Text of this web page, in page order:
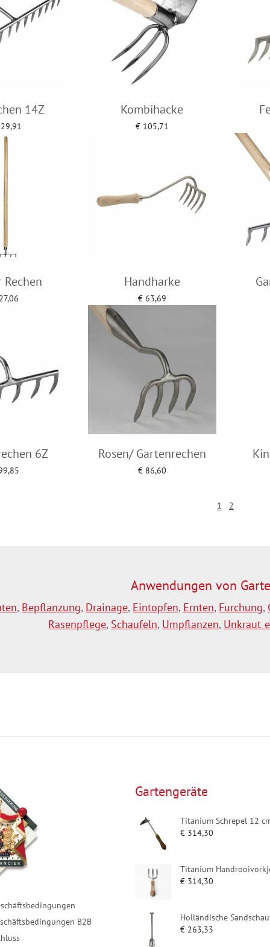
14Z
cart
Kombihacke
€105,71
Handharke
€63,69
6Z Rosen/ Gartenrechen
€86,60
1 2
Anwendungen von
, Bepflanzung, Drainage, Eintopfen, Ernten, Furchung,
Rasenpflege, Schaufeln, Umpflanzen, Unkraut
B2B
Gartengeräte
Titanium Schrepel 12
€ 314,30
Titanium
€ 314,30
Holländische
€ 263,33